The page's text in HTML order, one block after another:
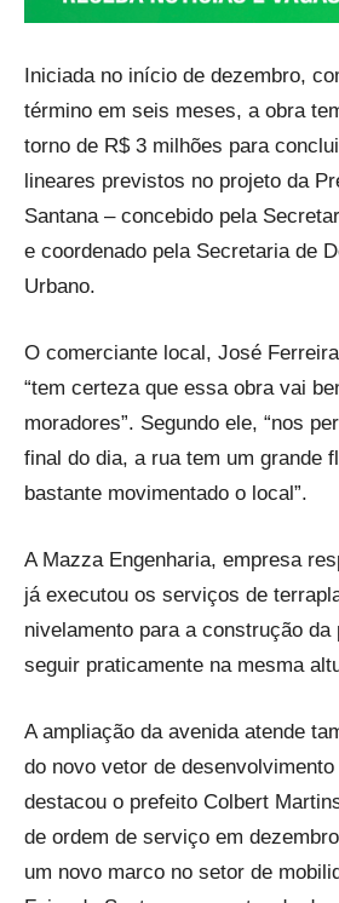
Iniciada no início de dezembro,
término em seis meses, a obra
torno de R$ 3 milhões para
lineares previstos no projeto da
Santana – concebido pela
e coordenado pela Secretaria de
Urbano.
O comerciante local, José
“tem certeza que essa obra vai
moradores”. Segundo ele, “nos
final do dia, a rua tem um grande
bastante movimentado o local”.
A Mazza Engenharia, empresa
já executou os serviços de
nivelamento para a construção da
seguir praticamente na mesma
A ampliação da avenida atende
do novo vetor de
destacou o prefeito Colbert
de ordem de serviço em
um novo marco no setor de